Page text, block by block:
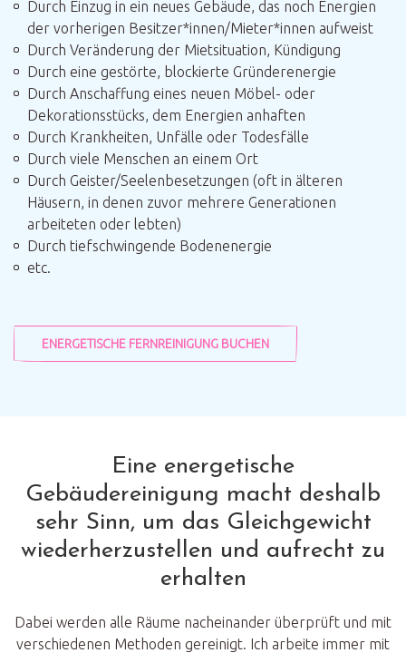
Durch Einzug in ein neues Gebäude, das noch Energien
der vorherigen Besitzer*innen/Mieter*innen aufweist
Durch Veränderung der Mietsituation, Kündigung
Durch eine gestörte, blockierte Gründerenergie
Durch Anschaffung eines neuen Möbel- oder
Dekorationsstücks, dem Energien anhaften
Durch Krankheiten, Unfälle oder Todesfälle
Durch viele Menschen an einem Ort
Durch Geister/Seelenbesetzungen (oft in älteren
Häusern, in denen zuvor mehrere Generationen
arbeiteten oder lebten)
Durch tiefschwingende Bodenenergie
etc.
ENERGETISCHE FERNREINIGUNG BUCHEN
Eine energetische
Gebäudereinigung macht deshalb
sehr Sinn, um das Gleichgewicht
wiederherzustellen und aufrecht zu
erhalten
Dabei werden alle Räume nacheinander überprüft und mit
verschiedenen Methoden gereinigt. Ich arbeite immer mit